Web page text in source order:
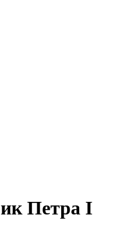
Петра I